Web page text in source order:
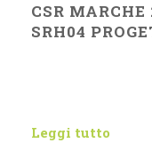
CSR
SRH04
Leggi tutto